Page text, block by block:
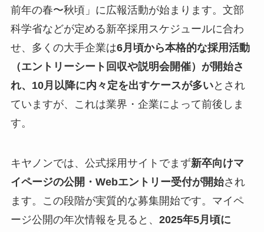
前年の春〜秋頃」に広報活動が始まります。文部
科学省などが定める新卒採用スケジュールに合わ
せ、多くの大手企業は6月頃から本格的な採用活動
（エントリーシート回収や説明会開催）が開始さ
れ、10月以降に内々定を出すケースが多いとされ
ていますが、これは業界・企業によって前後しま
す。
キヤノンでは、公式採用サイトでまず新卒向けマ
イページの公開・Webエントリー受付が開始され
ます。この段階が実質的な募集開始です。マイペ
ージ公開の年次情報を見ると、 2025年5月頃に